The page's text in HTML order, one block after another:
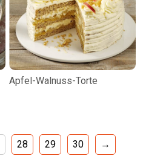
Apfel-Walnuss-Torte
28 29 30 →